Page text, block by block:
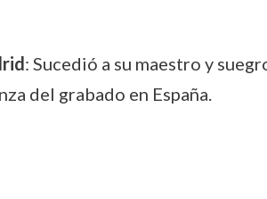
: Sucedió a su maestro y
del grabado en España.